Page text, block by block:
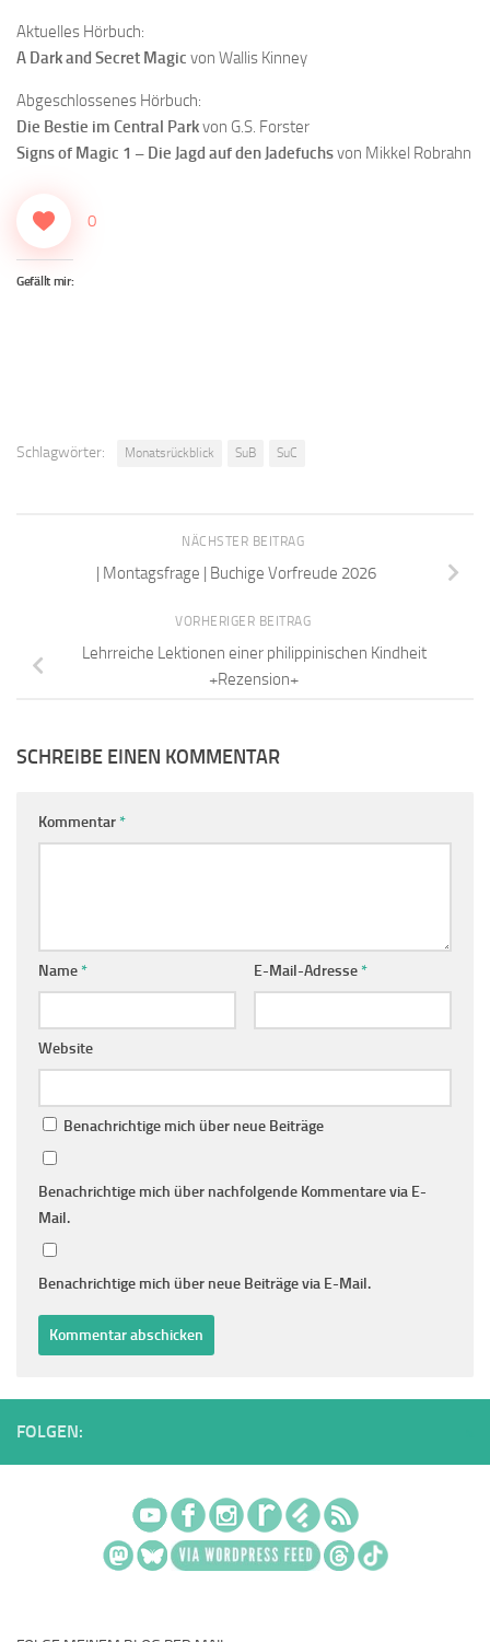
Aktuelles Hörbuch:
A Dark and Secret Magic von Wallis Kinney
Abgeschlossenes Hörbuch:
Die Bestie im Central Parkvon G.S. Forster
Signs of Magic 1 – Die Jagd auf den Jadefuchsvon Mikkel Robrahn
0
Gefällt mir:
Schlagwörter: Monatsrückblick SuB SuC
NÄCHSTER BEITRAG
| Montagsfrage | Buchige Vorfreude 2026
VORHERIGER BEITRAG
Lehrreiche Lektionen einer philippinischen Kindheit
+Rezension+
SCHREIBE EINEN KOMMENTAR
Kommentar*
Name* E-Mail-Adresse*
Website
Benachrichtige mich über neue Beiträge
Benachrichtige mich über nachfolgende Kommentare via E-
Mail.
Benachrichtige mich über neue Beiträge via E-Mail.
FOLGEN: